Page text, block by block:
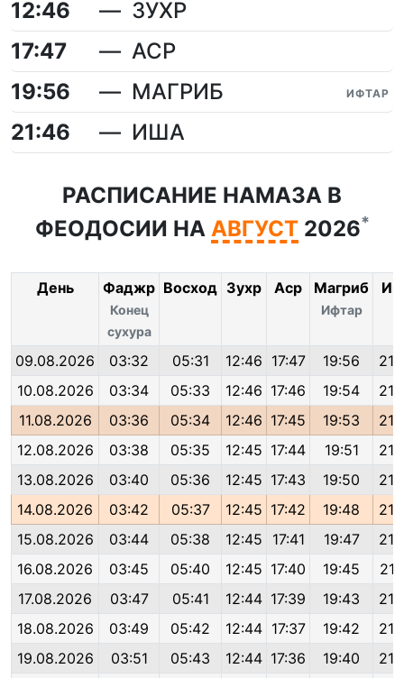
12:46
ЗУХР
17:47
АСР
19:56
МАГРИБ ИФТАР
21:46 ИША
РАСПИСАНИЕ НАМАЗА В
ФЕОДОСИИ НА АВГУСТ 2026*
День Фаджр
Конец
сухура
Восход Зухр Аср Магриб
Ифтар
09.08.2026 03:32 05:31 12:46 17:47 19:56
10.08.2026
03:34 05:33 12:46 17:46 19:54
11.08.2026
03:36 05:34 12:46 17:45 19:53
12.08.2026
03:38 05:35 12:45 17:44 19:51
13.08.2026
03:40 05:36 12:45 17:43 19:50
14.08.2026
03:42 05:37 12:45 17:42 19:48
15.08.2026
03:44 05:38 12:45 17:41 19:47
16.08.2026
03:45 05:40 12:45 17:40 19:45
17.08.2026
03:47 05:41 12:44 17:39 19:43
18.08.2026
03:49 05:42 12:44 17:37 19:42
19.08.2026
03:51 05:43 12:44 17:36 19:40